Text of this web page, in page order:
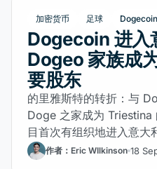
加密货币 足球 Dogecoin
Dogecoin 进入
Dogeo 家族成
要股东
的里雅斯特的转折：与
Doge 之家成为 Triestina
目首次有组织地进入意大
作者：Eric WIlkinson 18